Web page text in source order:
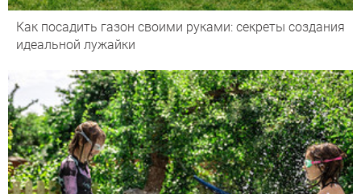
Как посадить газон своими руками: секреты создания
идеальной лужайки